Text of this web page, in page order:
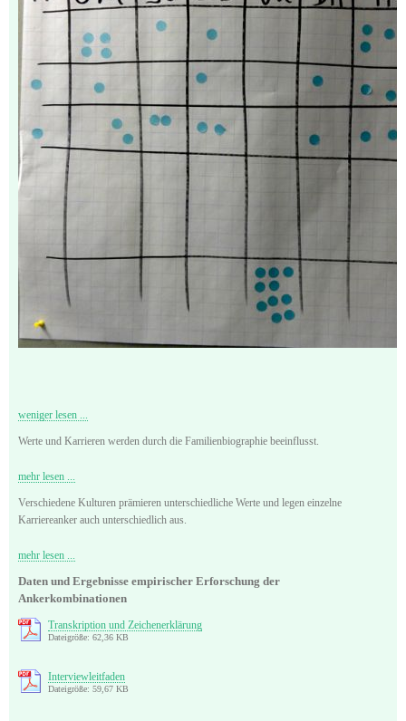
weniger lesen ...
Werte und Karrieren werden durch die Familienbiographie beeinflusst.
mehr lesen ...
Verschiedene Kulturen prämieren unterschiedliche Werte und legen einzelne
Karriereanker auch unterschiedlich aus.
mehr lesen ...
Daten und Ergebnisse empirischer Erforschung der
Ankerkombinationen
Transkription und Zeichenerklärung
Dateigröße: 62,36 KB
Interviewleitfaden
Dateigröße: 59,67 KB